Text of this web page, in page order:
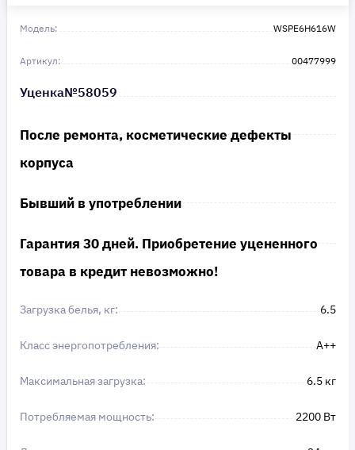
Модель: WSPE6H616W
Артикул: 00477999
Уценка№58059
После ремонта, косметические дефекты
корпуса
Бывший в употреблении
Гарантия 30 дней. Приобретение уцененного
товара в кредит невозможно!
Загрузка белья, кг: 6.5
Класс энергопотребления: A++
Максимальная загрузка: 6.5 кг
Потребляемая мощность: 2200 Вт